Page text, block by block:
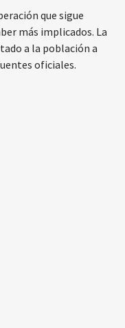
que sigue
más implicados. La
a la población a
oficiales.